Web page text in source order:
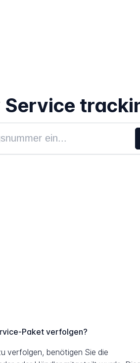
Service
Paket verfolgen?
verfolgen, benötigen Sie die